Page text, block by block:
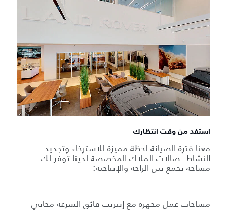
استفد من وقت انتظارك
معنا فترة الصيانة لحظة مميزة للاسترخاء وتجديد
النشاط. صالات الملاك المخصصة لدينا توفر لك
مساحة تجمع بين الراحة والإنتاجية:
مساحات عمل مجهزة مع إنترنت فائق السرعة مجاني